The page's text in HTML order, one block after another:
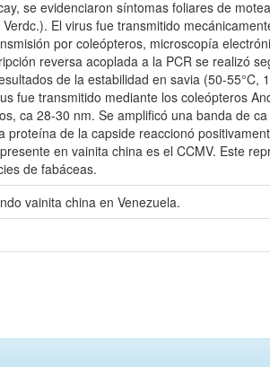
se evidenciaron síntomas foliares de
El virus fue transmitido
por coleópteros, microscopía
reversa acoplada a la PCR se realizó
de la estabilidad en savia (50-55°C,
fue transmitido mediante los coleópteros
ca 28-30 nm. Se amplificó una banda de
de la capside reaccionó
en vainita china es el CCMV. Este
de fabáceas.
vainita china en Venezuela.